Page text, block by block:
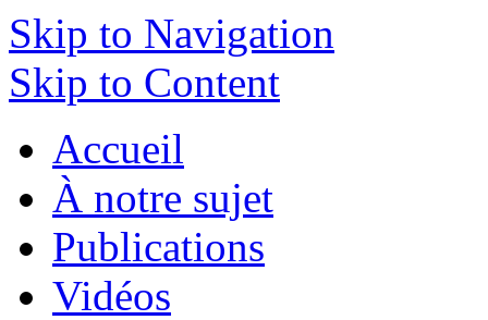
Skip to Navigation
Skip to Content
Accueil
À notre sujet
Publications
Vidéos